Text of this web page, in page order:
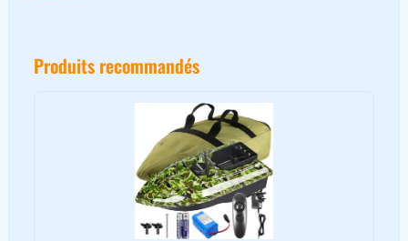
Produits recommandés